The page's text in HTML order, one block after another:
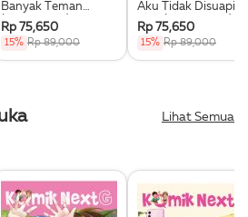
Banyak Teman
(Boardbook)
Rp 75,650
15% Rp 89,000
Aku Tidak Disuapi
Lagi (Boardbook)
Rp 75,650
15% Rp 89,000
Lihat Semua